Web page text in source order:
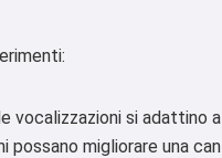
vocalizzazioni si adattino
possano migliorare una
gratis
Termini di Servizio,